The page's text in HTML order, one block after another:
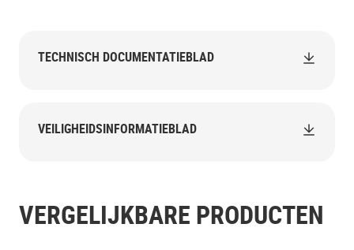
TECHNISCH DOCUMENTATIEBLAD
VEILIGHEIDSINFORMATIEBLAD
VERGELIJKBARE PRODUCTEN